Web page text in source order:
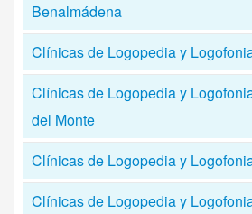
Benalmádena
Clínicas de Logopedia y
Clínicas de Logopedia y
del Monte
Clínicas de Logopedia y
Clínicas de Logopedia y